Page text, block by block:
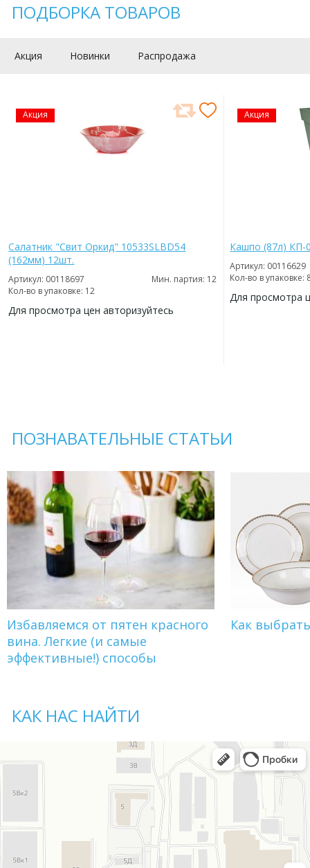
ПОДБОРКА ТОВАРОВ
Акция Новинки Распродажа
Акция
Салатник "Свит Оркид" 10533SLBD54
(162мм) 12шт.
Артикул: 00118697
Мин. партия: 12
Кол-во в упаковке: 12
Для просмотра цен авторизуйтесь
Акция
Кашпо (87л) КП-
Артикул: 00116629
Кол-во в упаковке:
Для просмотра
ПОЗНАВАТЕЛЬНЫЕ СТАТЬИ
Избавляемся от пятен красного
вина. Легкие (и самые
эффективные!) способы
Как
КАК НАС НАЙТИ